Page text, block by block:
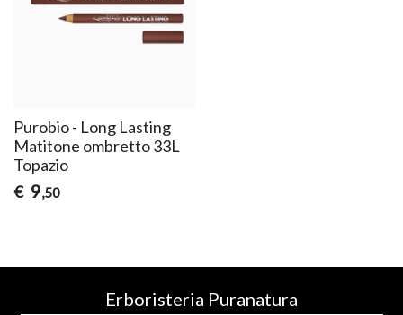
Purobio - Long Lasting
Matitone ombretto 33L
Topazio
€ 9,50
Erboristeria Puranatura